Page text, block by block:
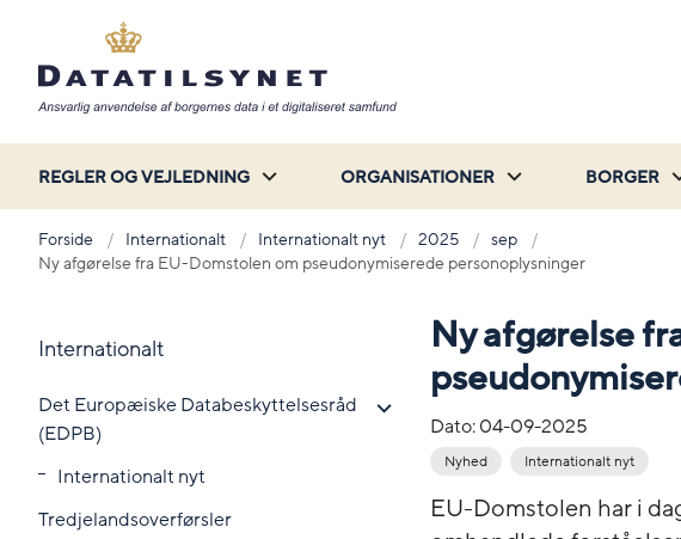
REGLER OG VEJLEDNING ORGANISATIONER BORGER
Forside Internationalt Internationalt nyt 2025
sep
Ny afgørelse fra EU-Domstolen om pseudonymiserede personoplysninger
Internationalt
Det Europæiske Databeskyttelsesråd
(EDPB)
Internationalt nyt
Tredjelandsoverførsler
Ny afgørelse
Dato:04-09-2025
Nyhed Internationalt nyt
EU-Domstolen har i